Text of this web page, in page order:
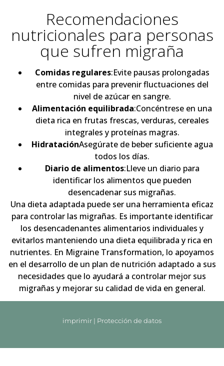
Recomendaciones
nutricionales para personas
que sufren migraña
Comidas regulares:Evite pausas prolongadas
entre comidas para prevenir fluctuaciones del
nivel de azúcar en sangre.
Alimentación equilibrada:Concéntrese en una
dieta rica en frutas frescas, verduras, cereales
integrales y proteínas magras.
HidrataciónAsegúrate de beber suficiente agua
todos los días.
Diario de alimentos:Lleve un diario para
identificar los alimentos que pueden
desencadenar sus migrañas.
Una dieta adaptada puede ser una herramienta eficaz
para controlar las migrañas. Es importante identificar
los desencadenantes alimentarios individuales y
evitarlos manteniendo una dieta equilibrada y rica en
nutrientes. En Migraine Transformation, lo apoyamos
en el desarrollo de un plan de nutrición adaptado a sus
necesidades que lo ayudará a controlar mejor sus
migrañas y mejorar su calidad de vida en general.
imprimir | Protección de datos